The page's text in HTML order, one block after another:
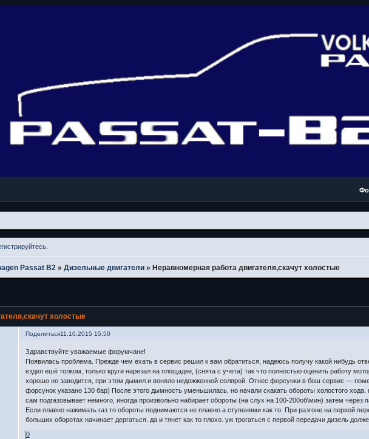
.
Passat B2 » Дизельные двигатели » Неравномерная работа двигателя,скачут холостые
холостые
Поделиться11.10.2015 15:50
Здравствуйте уважаемые форумчане!
Появилась проблема. Прежде чем ехать в сервис решил к вам обратиться, надеюсь получу какой нибудь
ездил ешё толком, только круги нарезал на площадке, (снята с учета) так что полностью оценить работу
хорошо но заводится, при этом дымил и воняло недожженной солярой. Отнес форсунки в бош сервис —
форсунок указано 130 бар) После этого дымность уменьшилась, но начали скакать обороты холостого хода.
сам подгазовывает немного, иногда произвольно набирает обороты (на слух на 100-200об\мин) затем через
Если плавно нажимать газ то обороты поднимаются не плавно а ступенями как то. При разгоне на первой
больших оборотах начинает дергаться. да и тянет как то плохо. уж трогаться с первой передачи дизель
0